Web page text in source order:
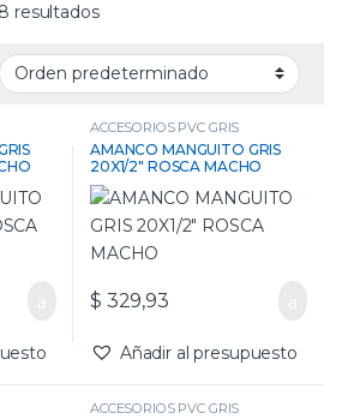
resultados
ACCESORIOS PVC GRIS
AMANCO MANGUITO GRIS
20X1/2″ ROSCA MACHO
$ 329,93
Añadir al presupuesto
ACCESORIOS PVC GRIS